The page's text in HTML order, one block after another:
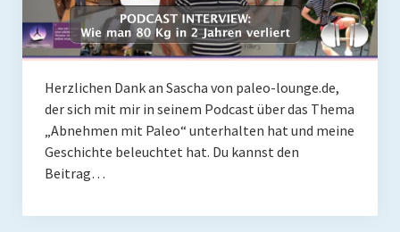
Frühstück
Getränke und Smoothies
Innereien
Kosmetik
Herzlichen Dank an Sascha von paleo-lounge.de,
der sich mit mir in seinem Podcast über das Thema
„Abnehmen mit Paleo“ unterhalten hat und meine
Geschichte beleuchtet hat. Du kannst den
Beitrag…